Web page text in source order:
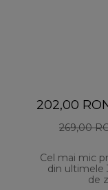
202,00
269,00
Cel mai mic
din ultimele
de